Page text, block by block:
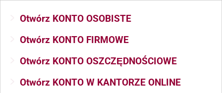
Otwórz KONTO OSOBISTE
Otwórz KONTO FIRMOWE
Otwórz KONTO OSZCZĘDNOŚCIOWE
Otwórz KONTO W KANTORZE ONLINE